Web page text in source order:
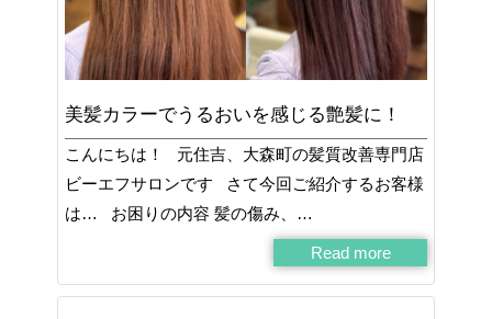
美髪カラーでうるおいを感じる艶髪に！
こんにちは！ 元住吉、大森町の髪質改善専門店
ビーエフサロンです さて今回ご紹介するお客様
は… お困りの内容 髪の傷み、…
Read more